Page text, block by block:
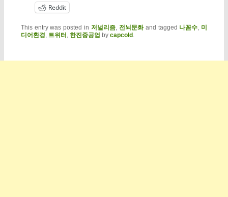
Reddit
This entry was posted in 저널리즘, 전뇌문화and tagged 나꼼수, 미
디어환경, 트위터 , 한진중공업 by capcold .